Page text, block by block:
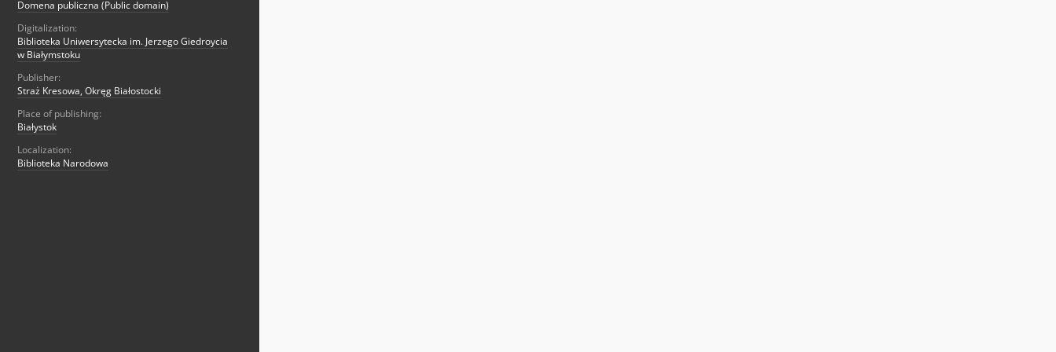
Domena publiczna (Public domain)
Digitalization:
Biblioteka Uniwersytecka im. Jerzego Giedroycia
w Białymstoku
Publisher:
Straż Kresowa, Okręg Białostocki
Place of publishing:
Białystok
Localization:
Biblioteka Narodowa